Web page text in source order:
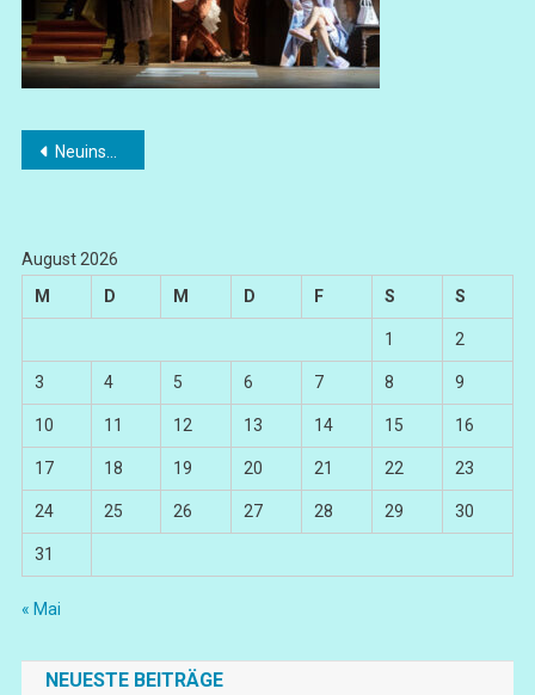
Beitragsnavigation
Neuinszenierung „Die Sache Makropulos“
August 2026
M
D M D F S S
1 2
3 4 5 6 7 8 9
10 11 12 13 14 15 16
17 18 19 20 21 22 23
24 25 26 27 28 29 30
31
« Mai
NEUESTE BEITRÄGE